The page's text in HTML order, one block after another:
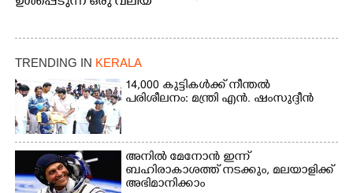
വെള്ളാരംകുത്ത്,
കത്തിപ്പാറ, ഉറിയംപെട്ടി,
തേക്കല്ല്, വെട്ടിക്കല്ല്,
മഞ്ചപ്പാറ എന്നീ ആറു
സ്ഥലങ്ങളിലേക്കുള്ള
പ്രധാന സഞ്ചാര
മാർഗമാണ് ഈ കാണുന്ന
കടത്ത് വള്ളം
TRENDING IN KERALA
14,000 കുട്ടികൾക്ക് നീന്തൽ
പരിശീലനം: മന്ത്രി എൻ. ഷംസുദ്ദീൻ
അനിൽ മേനോൻ ഇന്ന്
ബഹിരാകാശത്ത് നടക്കും, മലയാളിക്ക്
അഭിമാനിക്കാം